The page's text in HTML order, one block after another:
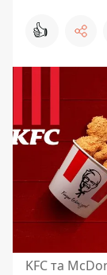
👍
KFC та